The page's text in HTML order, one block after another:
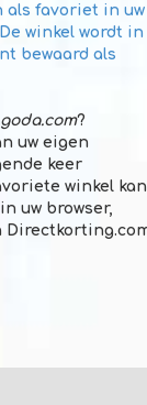
als favoriet in uw
winkel wordt in
bewaard als
?
uw eigen
keer
winkel kan
uw browser,